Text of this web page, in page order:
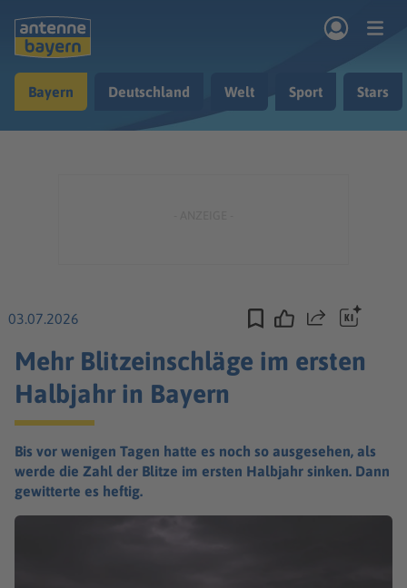
Musik & Radio
Bayern Deutschland Welt Sport Stars
03.07.2026 Teilen
Mehr Blitzeinschläge im ersten
Halbjahr in Bayern
Bis vor wenigen Tagen hatte es noch so ausgesehen, als
werde die Zahl der Blitze im ersten Halbjahr sinken. Dann
gewitterte es heftig.